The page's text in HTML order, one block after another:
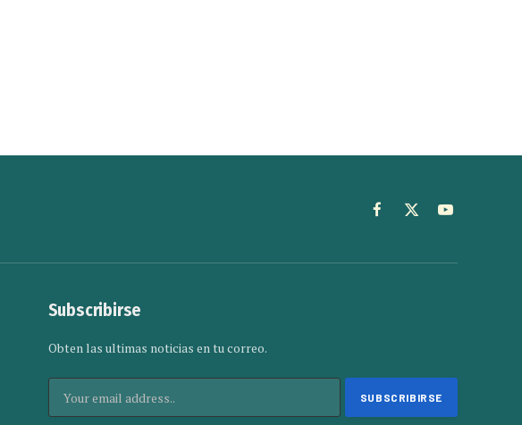
Facebook
X
YouTube
Subscribirse
Obten las ultimas noticias en tu correo.